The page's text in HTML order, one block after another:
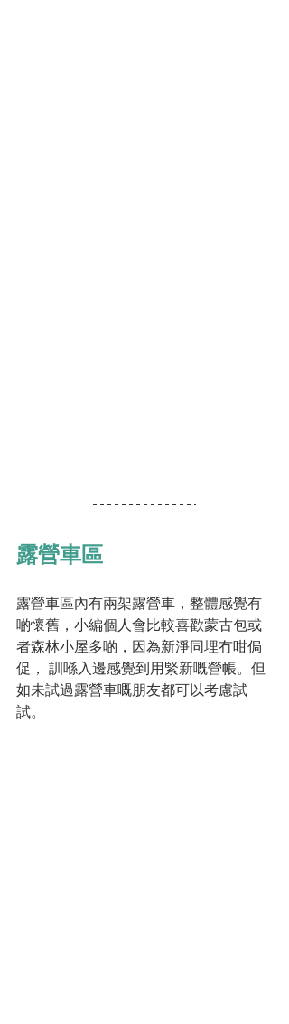
露營車區
露營車區內有兩架露營車，整體感覺有
啲懷舊，小編個人會比較喜歡蒙古包或
者森林小屋多啲，因為新淨同埋冇咁侷
促， 訓喺入邊感覺到用緊新嘅營帳。但
如未試過露營車嘅朋友都可以考慮試
試。